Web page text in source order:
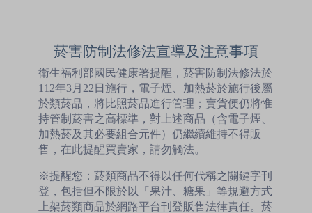
菸害防制法修法宣導及注意事項
衛生福利部國民健康署提醒，菸害防制法修法於
112年3月22日施行，電子煙、加熱菸於施行後屬
於類菸品，將比照菸品進行管理；賣貨便仍將惟
持管制菸害之高標準，對上述商品（含電子煙、
加熱菸及其必要組合元件）仍繼續維持不得販
售，在此提醒買賣家，請勿觸法。
※提醒您：菸類商品不得以任何代稱之關鍵字刊
登，包括但不限於以「果汁、糖果」等規避方式
上架菸類商品於網路平台刊登販售法律責任。菸